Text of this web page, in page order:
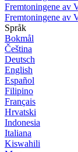
Fremtoningene av
Fremtoningene av
Språk
Bokmål
Čeština
Deutsch
English
Español
Filipino
Français
Hrvatski
Indonesia
Italiana
Kiswahili